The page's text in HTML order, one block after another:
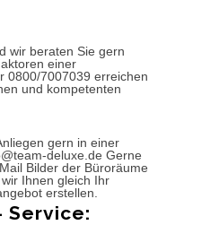
wir beraten Sie gern
einer
0800/7007039 erreichen
und kompetenten
gern in einer
deluxe.de Gerne
Bilder der Büroräume
Ihnen gleich Ihr
erstellen.
Service: